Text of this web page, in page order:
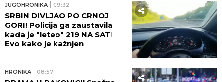
PAMTE!
JUGOHRONIKA 09:32
SRBIN DIVLJAO PO CRNOJ
GORI! Policija ga zaustavila
kada je "leteo" 219 NA SAT!
Evo kako je kažnjen
HRONIKA 08:57